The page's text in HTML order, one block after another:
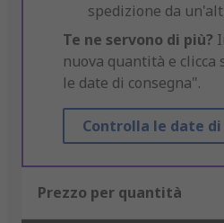
spedizione da
Te ne servono di più?
nuova quantità e clicca
le date di consegna".
Controlla le date di
Prezzo per quantità